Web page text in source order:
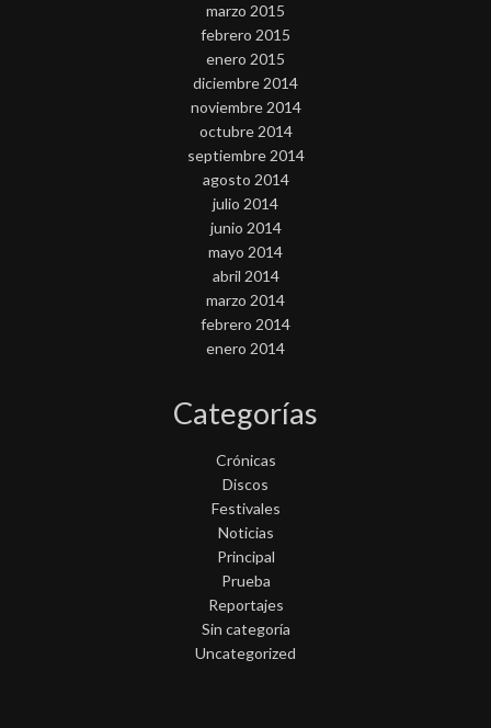
marzo 2015
febrero 2015
enero 2015
diciembre 2014
noviembre 2014
octubre 2014
septiembre 2014
agosto 2014
julio 2014
junio 2014
mayo 2014
abril 2014
marzo 2014
febrero 2014
enero 2014
Categorías
Crónicas
Discos
Festivales
Noticias
Principal
Prueba
Reportajes
Sin categoría
Uncategorized